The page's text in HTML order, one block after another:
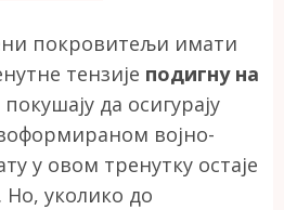
покровитељи имати
тензије подигну на
да осигурају
војно-
у овом тренутку остаје
уколико до